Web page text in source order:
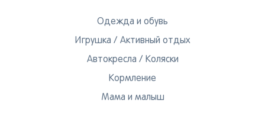
Одежда и обувь
Игрушка / Активный отдых
Автокресла / Коляски
Кормление
Мама и малыш
Вернуться